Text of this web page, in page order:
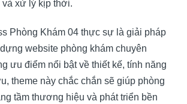
xử lý kịp thời.
Phòng Khám 04 thực sự là giải pháp
website phòng khám chuyên
ưu điểm nổi bật về thiết kế, tính năng
theme này chắc chắn sẽ giúp phòng
tầm thương hiệu và phát triển bền